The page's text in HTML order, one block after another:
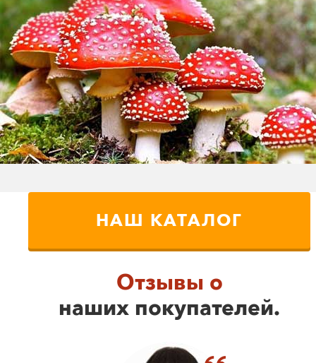
НАШ КАТАЛОГ
Отзывы о
наших покупателей.